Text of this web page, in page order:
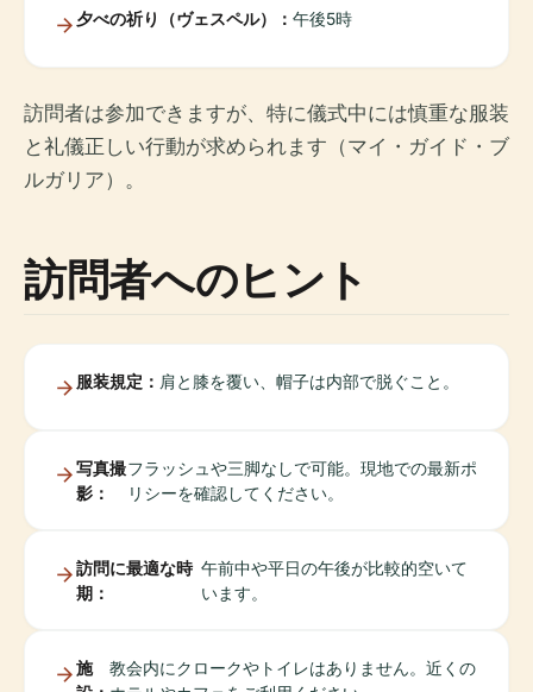
夕べの祈り（ヴェスペル）： 午後5時
訪問者は参加できますが、特に儀式中には慎重な服装
と礼儀正しい行動が求められます（マイ・ガイド・ブ
ルガリア）。
訪問者へのヒント
服装規定： 肩と膝を覆い、帽子は内部で脱ぐこと。
写真撮
影：
フラッシュや三脚なしで可能。現地での最新ポ
リシーを確認してください。
訪問に最適な時
期：
午前中や平日の午後が比較的空いて
います。
施
教会内にクロークやトイレはありません。近くの